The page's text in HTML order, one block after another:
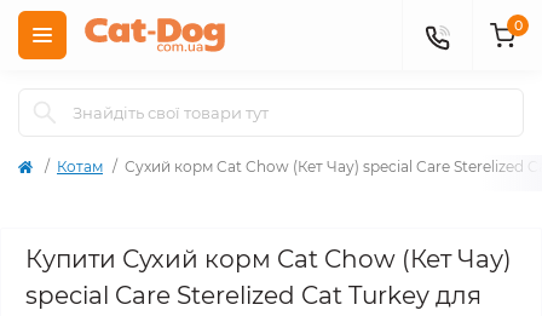
0
Котам Сухий корм Cat Chow (Кет Чау) special Care Sterelized
Купити Сухий корм Cat Chow (Кет Чау)
special Care Sterelized Cat Turkey для